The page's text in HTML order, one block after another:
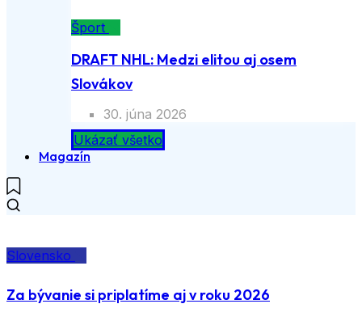
Šport
DRAFT NHL: Medzi elitou aj osem
Slovákov
30. júna 2026
Ukázať všetko
Magazín
Slovensko
Za bývanie si priplatíme aj v roku 2026